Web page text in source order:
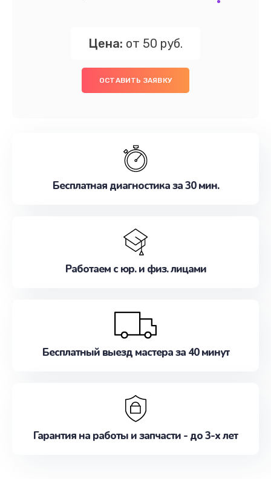
Цена: от 50 руб.
ОСТАВИТЬ ЗАЯВКУ
Бесплатная диагностика за 30 мин.
Работаем с юр. и физ. лицами
Бесплатный выезд мастера за 40 минут
Гарантия на работы и запчасти - до 3-х лет